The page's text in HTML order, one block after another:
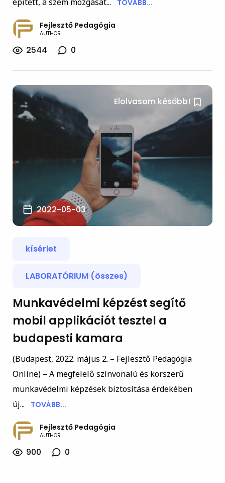
épített, a szem mozgását... TOVÁBB...
Fejlesztő Pedagógia
AUTHOR
2544 0
Elolvasom később!
2022-05-03
kísérlet
LABORATÓRIUM (összes)
Munkavédelmi képzést segítő
mobil applikációt tesztel a
budapesti kamara
(Budapest, 2022. május 2. – Fejlesztő Pedagógia
Online) – A megfelelő színvonalú és korszerű
munkavédelmi képzések biztosítása érdekében
új...
TOVÁBB...
Fejlesztő Pedagógia
AUTHOR
900 0